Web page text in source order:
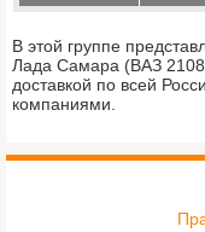
В этой группе
Лада Самара (ВАЗ
доставкой по всей
компаниями.